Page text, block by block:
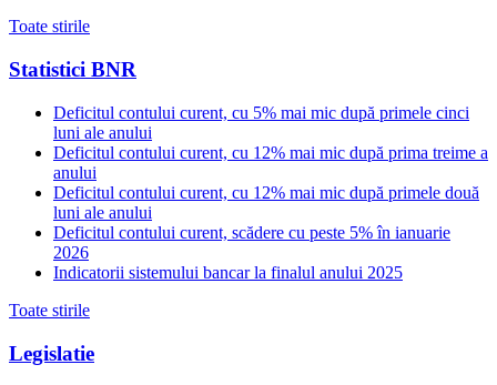
Toate stirile
Statistici BNR
Deficitul contului curent, cu 5% mai mic după primele cinci
luni ale anului
Deficitul contului curent, cu 12% mai mic după prima treime a
anului
Deficitul contului curent, cu 12% mai mic după primele două
luni ale anului
Deficitul contului curent, scădere cu peste 5% în ianuarie
2026
Indicatorii sistemului bancar la finalul anului 2025
Toate stirile
Legislatie